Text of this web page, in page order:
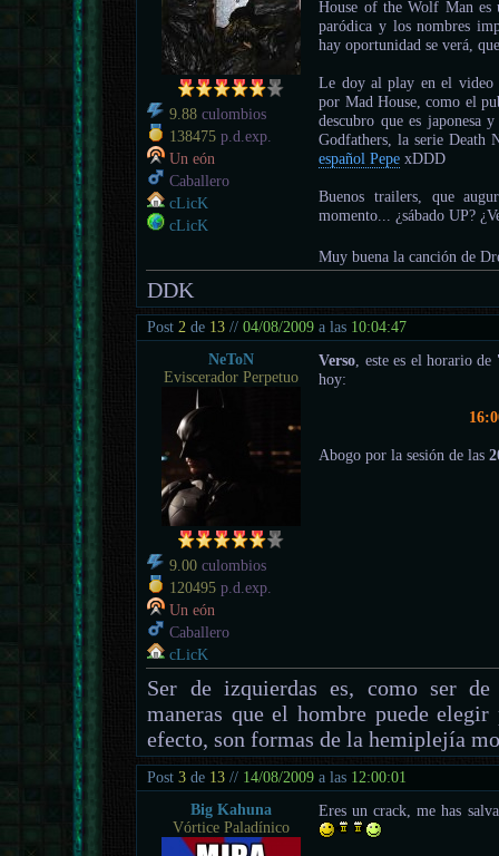
9.88 culombios
138475 p.d.exp.
Un eón
Caballero
cLicK
cLicK
House of the Wolf Man es
paródica y los nombres
hay oportunidad se verá,
Le doy al play en el video
por Mad House, como el
descubro que es japonesa
Godfathers, la serie
español Pepe xDDD
Buenos trailers, que
momento... ¿sábado UP?
Muy buena la canción de
DDK
Post2 de 13 //04/08/2009 a las 10:04:47
NeToN
Eviscerador Perpetuo
9.00 culombios
120495 p.d.exp.
Un eón
Caballero
cLicK
Verso, este es el horario de
hoy:
Abogo por la sesión de las
Ser de izquierdas es, como ser
maneras que el hombre puede
efecto, son formas de la hemiplejía
Post3 de 13 // 14/08/2009 a las 12:00:01
Big Kahuna
Vórtice Paladínico
Eres un crack, me has